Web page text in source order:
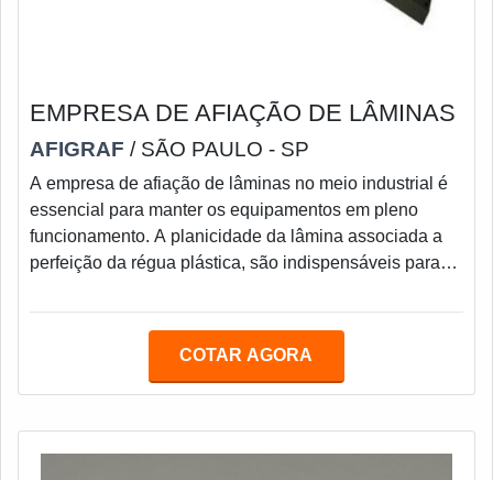
EMPRESA DE AFIAÇÃO DE LÂMINAS
AFIGRAF / SÃO PAULO - SP
A empresa de afiação de lâminas no meio industrial é
essencial para manter os equipamentos em pleno
funcionamento. A planicidade da lâmina associada a
perfeição da régua plástica, são indispensáveis para
serviço realizado Qualidade total assegurada;
Controle de qualidade em 100% das facas;
COTAR AGORA